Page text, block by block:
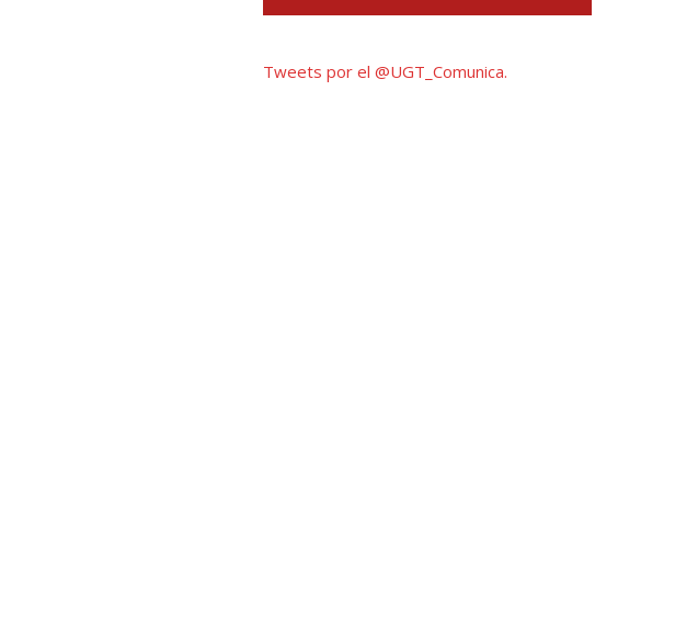
Tweets por el @UGT_Comunica.